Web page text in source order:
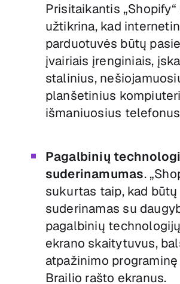
Prisitaikantis
užtikrina, kad
parduotuvės būtų
įvairiais įrenginiais,
stalinius,
planšetinius
išmaniuosius
Pagalbinių
suderinamumas.
sukurtas taip, kad būtų
suderinamas su
pagalbinių
ekrano skaitytuvus,
atpažinimo
Brailio rašto ekranus.